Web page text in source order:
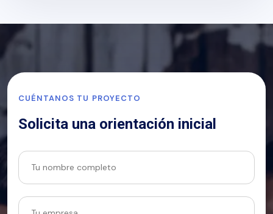
CUÉNTANOS TU PROYECTO
Solicita una orientación inicial